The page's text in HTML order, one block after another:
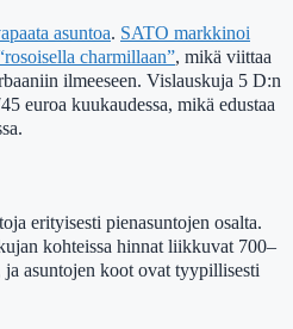
asuntoa. SATO markkinoi
charmillaan”, mikä viittaa
ilmeeseen. Vislauskuja 5 D:n
euroa kuukaudessa, mikä edustaa
erityisesti pienasuntojen osalta.
kohteissa hinnat liikkuvat 700–
asuntojen koot ovat tyypillisesti